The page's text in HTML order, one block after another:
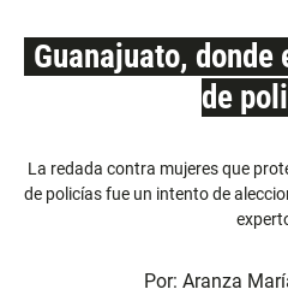
Guanajuato,
de
La redada contra mujeres que
de policías fue un intento de
Por: Aranza